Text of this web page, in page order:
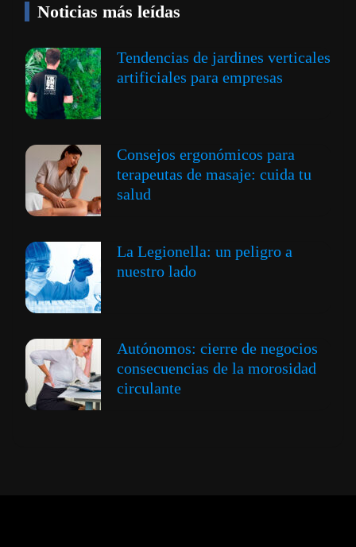
Noticias más leídas
Tendencias de jardines verticales
artificiales para empresas
Consejos ergonómicos para
terapeutas de masaje: cuida tu
salud
La Legionella: un peligro a
nuestro lado
Autónomos: cierre de negocios
consecuencias de la morosidad
circulante